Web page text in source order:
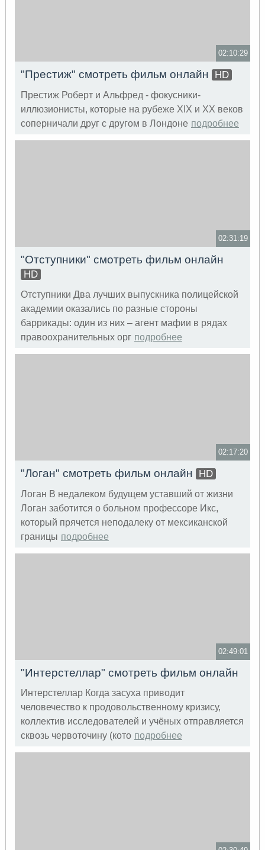
02:10:29
"Престиж" смотреть фильм онлайн HD
Престиж Роберт и Альфред - фокусники-
иллюзионисты, которые на рубеже XIX и XX веков
соперничали друг с другом в Лондоне подробнее
02:31:19
"Отступники" смотреть фильм онлайн
HD
Отступники Два лучших выпускника полицейской
академии оказались по разные стороны
баррикады: один из них – агент мафии в рядах
правоохранительных орг подробнее
02:17:20
"Логан" смотреть фильм онлайн HD
Логан В недалеком будущем уставший от жизни
Логан заботится о больном профессоре Икс,
который прячется неподалеку от мексиканской
границы подробнее
02:49:01
"Интерстеллар" смотреть фильм онлайн
Интерстеллар Когда засуха приводит
человечество к продовольственному кризису,
коллектив исследователей и учёных отправляется
сквозь червоточину (кото подробнее